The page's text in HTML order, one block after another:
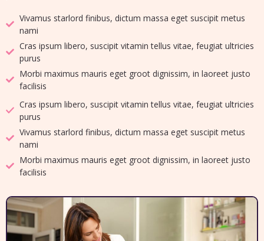
Vivamus starlord finibus, dictum massa eget suscipit metus
nami
Cras ipsum libero, suscipit vitamin tellus vitae, feugiat ultricies
purus
Morbi maximus mauris eget groot dignissim, in laoreet justo
facilisis
Cras ipsum libero, suscipit vitamin tellus vitae, feugiat ultricies
purus
Vivamus starlord finibus, dictum massa eget suscipit metus
nami
Morbi maximus mauris eget groot dignissim, in laoreet justo
facilisis